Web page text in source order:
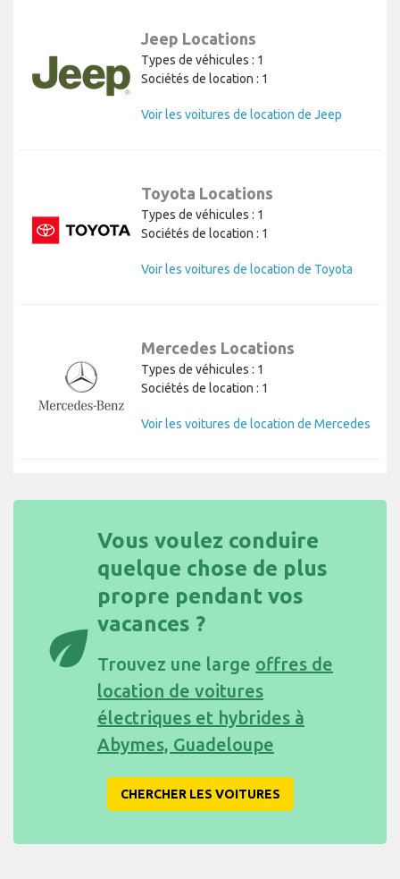
Jeep Locations
Types de véhicules : 1
Sociétés de location : 1
Voir les voitures de location de Jeep
Toyota Locations
Types de véhicules : 1
Sociétés de location : 1
Voir les voitures de location de Toyota
Mercedes Locations
Types de véhicules : 1
Sociétés de location : 1
Voir les voitures de location de Mercedes
eco
Vous voulez conduire
quelque chose de plus
propre pendant vos
vacances ?
Trouvez une large offres de
location de voitures
électriques et hybrides à
Abymes, Guadeloupe
CHERCHER LES VOITURES